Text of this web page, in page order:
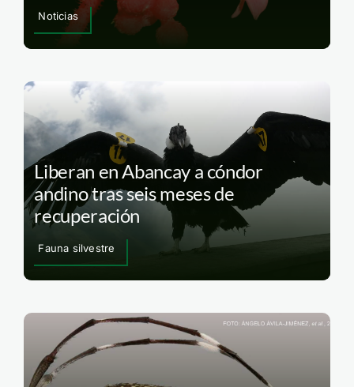
Noticias
Liberan en Abancay a cóndor
andino tras seis meses de
recuperación
Fauna silvestre